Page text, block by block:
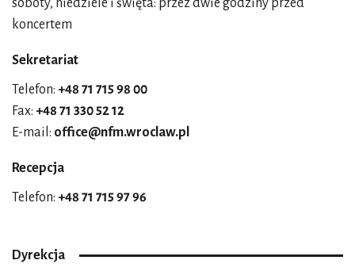
soboty, niedziele i święta: przez dwie godziny przed
koncertem
Sekretariat
Telefon: +48 71 715 98 00
Fax: +48 71 330 52 12
E-mail: office@nfm.wroclaw.pl
Recepcja
Telefon: +48 71 715 97 96
Dyrekcja